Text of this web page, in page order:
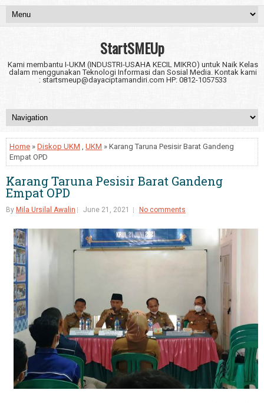
StartSMEUp
Kami membantu I-UKM (INDUSTRI-USAHA KECIL MIKRO) untuk Naik Kelas
dalam menggunakan Teknologi Informasi dan Sosial Media. Kontak kami
: startsmeup@dayaciptamandiri.com HP: 0812-1057533
Home » Diskop UKM , UKM » Karang Taruna Pesisir Barat Gandeng
Empat OPD
Karang Taruna Pesisir Barat Gandeng
Empat OPD
By Mila Ursilal Awalin June 21, 2021 No comments